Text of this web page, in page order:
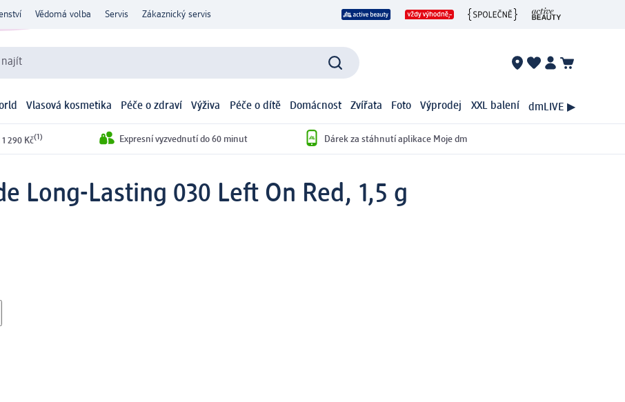
Vědomá volba Servis Zákaznický servis
najít
Vlasová kosmetika Péče o zdraví Výživa Péče o dítě Domácnost Zvířata Foto Výprodej XXL balení dmLIVE ▶
290 Kč(1) Expresní vyzvednutí do 60 minut Dárek za stáhnutí aplikace Moje dm
Long-Lasting 030 Left On Red, 1,5 g